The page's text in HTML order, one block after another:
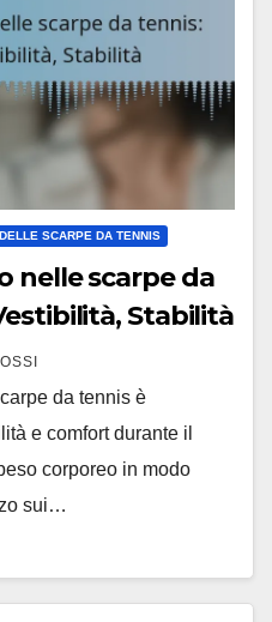
SCARPE DA TENNIS
nelle scarpe da
Stabilità
da tennis è
e comfort durante il
corporeo in modo
sui…